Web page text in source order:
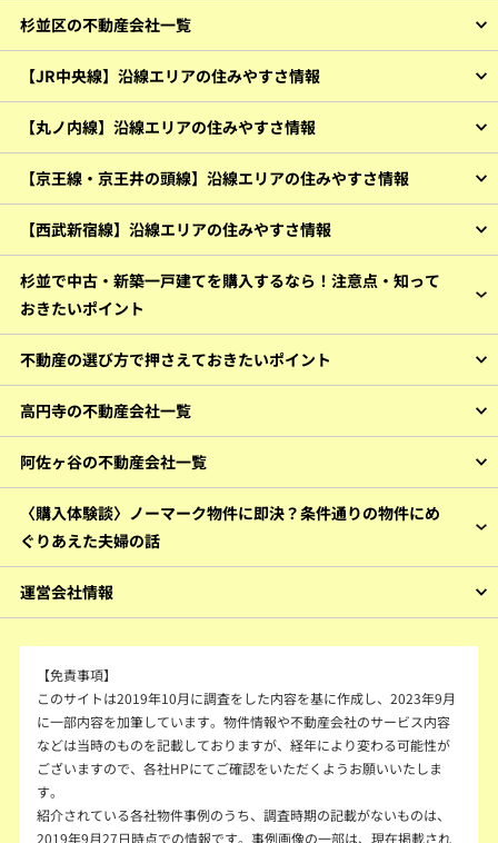
杉並区の不動産会社一覧
【JR中央線】沿線エリアの住みやすさ情報
【丸ノ内線】沿線エリアの住みやすさ情報
【京王線・京王井の頭線】沿線エリアの住みやすさ情報
【西武新宿線】沿線エリアの住みやすさ情報
杉並で中古・新築一戸建てを購入するなら！注意点・知って
おきたいポイント
不動産の選び方で押さえておきたいポイント
高円寺の不動産会社一覧
阿佐ヶ谷の不動産会社一覧
〈購入体験談〉ノーマーク物件に即決？条件通りの物件にめ
ぐりあえた夫婦の話
運営会社情報
【免責事項】
このサイトは2019年10月に調査をした内容を基に作成し、2023年9月
に一部内容を加筆しています。物件情報や不動産会社のサービス内容
などは当時のものを記載しておりますが、経年により変わる可能性が
ございますので、各社HPにてご確認をいただくようお願いいたしま
す。
紹介されている各社物件事例のうち、調査時期の記載がないものは、
2019年9月27日時点での情報です。事例画像の一部は、現在掲載され